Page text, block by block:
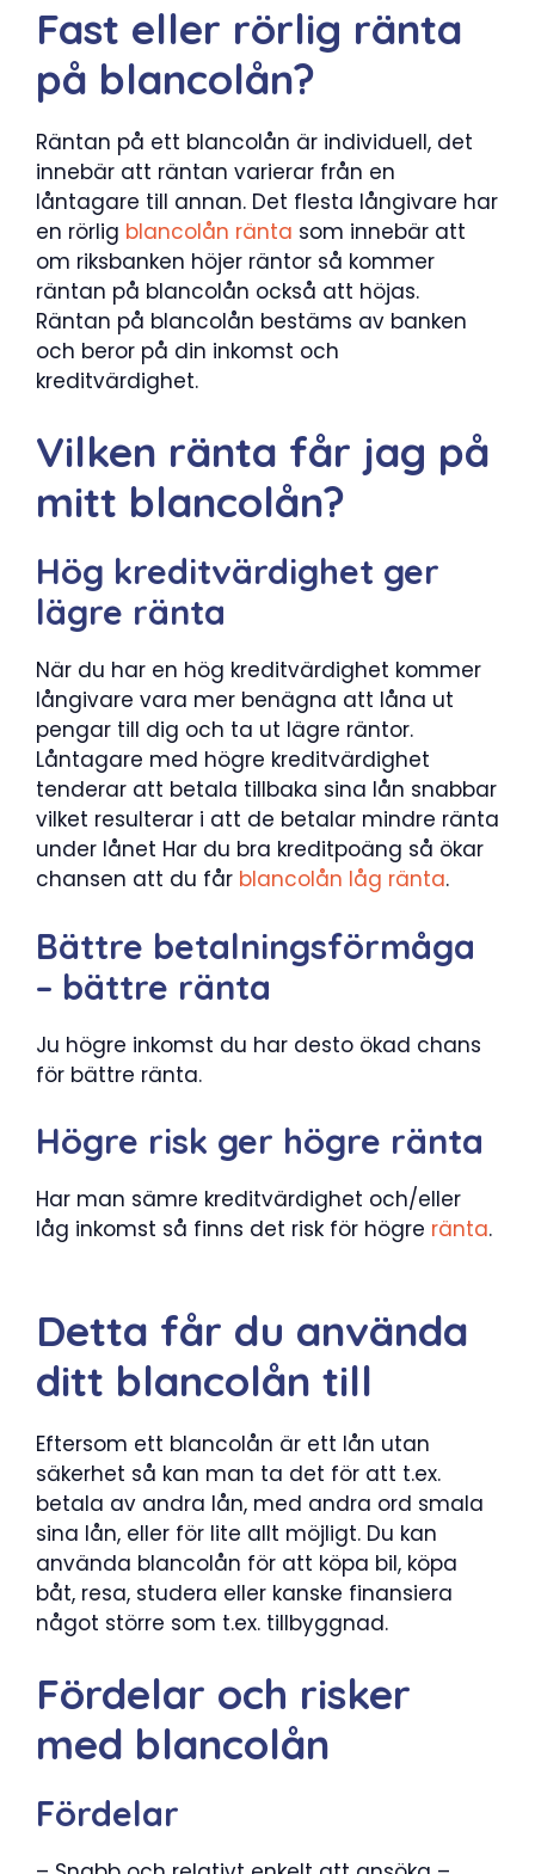
Fast eller rörlig ränta
på blancolån?
Räntan på ett blancolån är individuell, det
innebär att räntan varierar från en
låntagare till annan. Det flesta långivare har
en rörlig blancolån ränta som innebär att
om riksbanken höjer räntor så kommer
räntan på blancolån också att höjas.
Räntan på blancolån bestäms av banken
och beror på din inkomst och
kreditvärdighet.
Vilken ränta får jag på
mitt blancolån?
Hög kreditvärdighet ger
lägre ränta
När du har en hög kreditvärdighet kommer
långivare vara mer benägna att låna ut
pengar till dig och ta ut lägre räntor.
Låntagare med högre kreditvärdighet
tenderar att betala tillbaka sina lån snabbar
vilket resulterar i att de betalar mindre ränta
under lånet Har du bra kreditpoäng så ökar
chansen att du får blancolån låg ränta.
Bättre betalningsförmåga
– bättre ränta
Ju högre inkomst du har desto ökad chans
för bättre ränta.
Högre risk ger högre ränta
Har man sämre kreditvärdighet och/eller
låg inkomst så finns det risk för högre ränta.
Detta får du använda
ditt blancolån till
Eftersom ett blancolån är ett lån utan
säkerhet så kan man ta det för att t.ex.
betala av andra lån, med andra ord smala
sina lån, eller för lite allt möjligt. Du kan
använda blancolån för att köpa bil, köpa
båt, resa, studera eller kanske finansiera
något större som t.ex. tillbyggnad.
Fördelar och risker
med blancolån
Fördelar